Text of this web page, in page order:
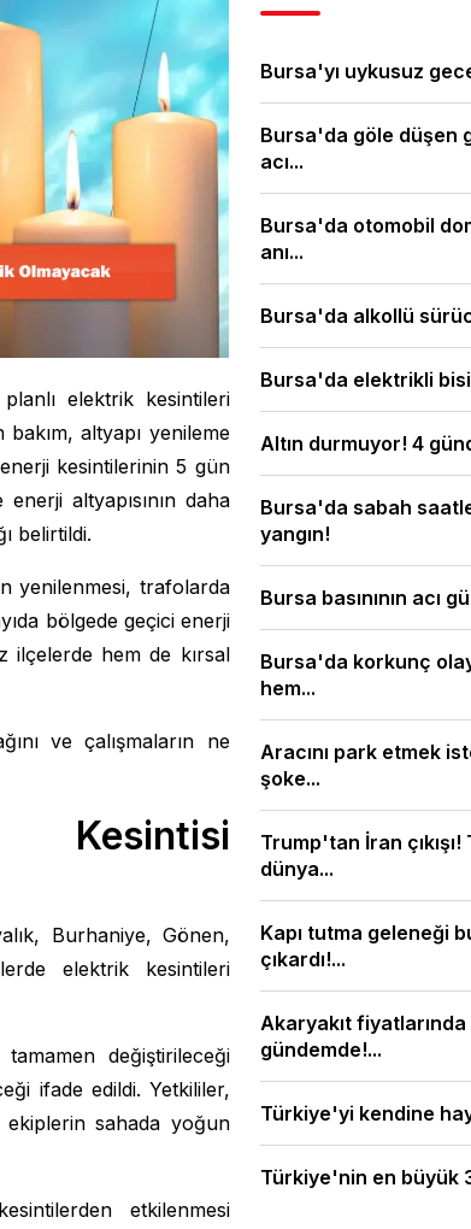
elektrik kesintileri
altyapı yenileme
kesintilerinin 5 gün
altyapısının daha
belirtildi.
yenilenmesi, trafolarda
bölgede geçici enerji
ilçelerde hem de kırsal
ve çalışmaların ne
Burhaniye, Gönen,
elektrik kesintileri
değiştirileceği
ifade edildi. Yetkililer,
ekiplerin sahada yoğun
etkilenmesi
Bursa'yı uykusuz
Bursa'da göle düşen
acı...
Bursa'da otomobil
anı...
Bursa'da alkollü
Bursa'da elektrikli
Altın durmuyor! 4
Bursa'da sabah
yangın!
Bursa basınının acı
Bursa'da korkunç
hem...
Aracını park etmek
şoke...
Trump'tan İran
dünya...
Kapı tutma geleneği
çıkardı!...
Akaryakıt
gündemde!...
Türkiye'yi kendine
Türkiye'nin en büyük